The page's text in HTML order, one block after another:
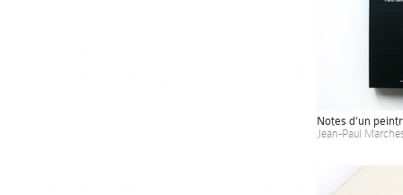
Notes d'un
Jean-Paul